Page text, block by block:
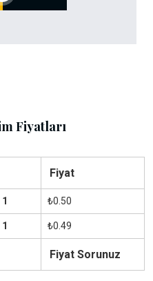
Fiyatları
Fiyat
1 ₺0.50
1 ₺0.49
Fiyat Sorunuz